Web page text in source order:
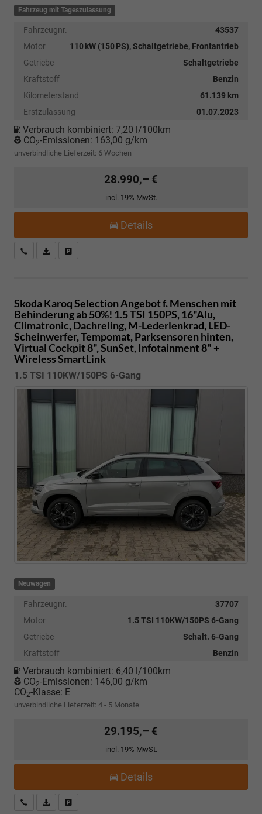
Fahrzeug mit Tageszulassung
Fahrzeugnr.
43537
Motor
110 kW (150 PS), Schaltgetriebe, Frontantrieb
Getriebe
Schaltgetriebe
Kraftstoff
Benzin
Kilometerstand
61.139 km
Erstzulassung
01.07.2023
Verbrauch kombiniert: 7,20 l/100km
CO2-Emissionen: 163,00 g/km
unverbindliche Lieferzeit: 6 Wochen
28.990,– €
incl. 19% MwSt.
Details
Kostenloser Rückruf-Service
PDF-Datei, Fahrzeugexposé drucken
Skoda KaroqSelection Angebot f. Menschen mit
Behinderung ab 50%! 1.5 TSI 150PS, 16"Alu,
Climatronic, Dachreling, M-Lederlenkrad, LED-
Scheinwerfer, Tempomat, Parksensoren hinten,
Virtual Cockpit 8", SunSet, Infotainment 8" +
Wireless SmartLink
1.5 TSI 110KW/150PS 6-Gang
Neuwagen
Fahrzeugnr.
37707
Motor
1.5 TSI 110KW/150PS 6-Gang
Getriebe
Schalt. 6-Gang
Kraftstoff
Benzin
Verbrauch kombiniert: 6,40 l/100km
CO2-Emissionen: 146,00 g/km
CO2-Klasse: E
unverbindliche Lieferzeit: 4 - 5 Monate
29.195,– €
incl. 19% MwSt.
Details
Kostenloser Rückruf-Service
PDF-Datei, Fahrzeugexposé drucken